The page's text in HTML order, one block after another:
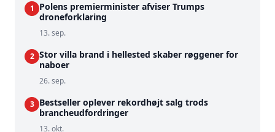
1
Polens premierminister afviser Trumps
droneforklaring
13. sep.
2 Stor villa brand i hellested skaber røggener for
naboer
26. sep.
3 Bestseller oplever rekordhøjt salg trods
brancheudfordringer
13. okt.